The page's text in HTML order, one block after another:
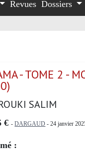
Revues Dossiers
- TOME 2 -
SALIM
€ -DARGAUD - 24 janvier
: